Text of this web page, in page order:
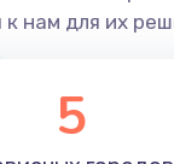
1600 руб.
к нам для их
5